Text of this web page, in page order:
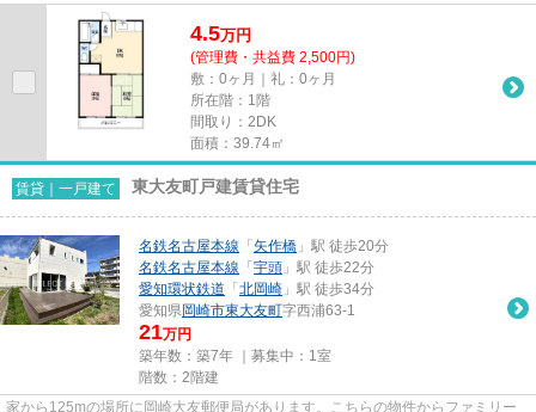
ちらの物件はアパートです。...
4.5万円
(管理費・共益費 2,500円)
敷：0ヶ月｜礼：0ヶ月
所在階：1階
間取り：2DK
面積：39.74㎡
賃貸｜一戸建て 東大友町戸建賃貸住宅
名鉄名古屋本線 「 矢作橋 」駅 徒歩20分
名鉄名古屋本線 「 宇頭 」駅 徒歩22分
愛知環状鉄道 「 北岡崎 」駅 徒歩34分
愛知県岡崎市東大友町字西浦63-1
21万円
築年数：築7年 ｜募集中： 1室
階数：2階建
家から125mの場所に岡崎大友郵便局があります。こちらの物件からファミリー